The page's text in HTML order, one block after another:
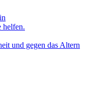
helfen.
und gegen das Altern